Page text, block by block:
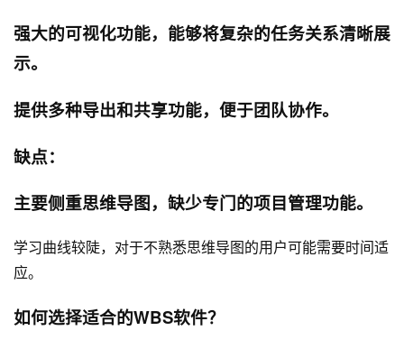
强大的可视化功能，能够将复杂的任务关系清晰展
示。
提供多种导出和共享功能，便于团队协作。
缺点：
主要侧重思维导图，缺少专门的项目管理功能。
学习曲线较陡，对于不熟悉思维导图的用户可能需要时间适
应。
如何选择适合的WBS软件？